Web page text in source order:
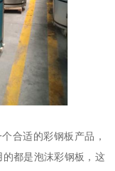
合适的彩钢板产品，
都是泡沫彩钢板，这